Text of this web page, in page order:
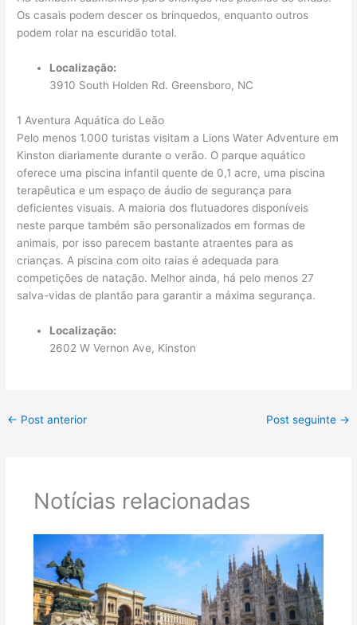
Os casais podem descer os brinquedos, enquanto outros
podem rolar na escuridão total.
Localização:
3910 South Holden Rd. Greensboro, NC
1 Aventura Aquática do Leão
Pelo menos 1.000 turistas visitam a Lions Water Adventure em
Kinston diariamente durante o verão. O parque aquático
oferece uma piscina infantil quente de 0,1 acre, uma piscina
terapêutica e um espaço de áudio de segurança para
deficientes visuais. A maioria dos flutuadores disponíveis
neste parque também são personalizados em formas de
animais, por isso parecem bastante atraentes para as
crianças. A piscina com oito raias é adequada para
competições de natação. Melhor ainda, há pelo menos 27
salva-vidas de plantão para garantir a máxima segurança.
Localização:
2602 W Vernon Ave, Kinston
← Post anterior Post seguinte →
Notícias relacionadas